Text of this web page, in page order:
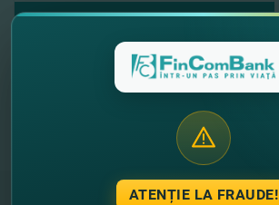
ATENȚIE LA FRAUDE!